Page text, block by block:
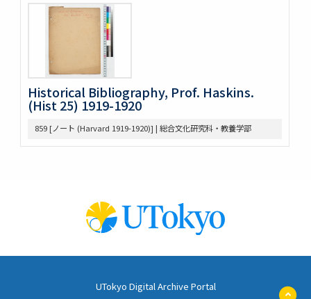
657 高木論文原稿など
659 Beard, Charles A.関係
660 東京裁判 木戸弁護など
663 アメリカ研究セミナー
665 原典アメリカ史関係
669 日本文化関係
674 戦争犯罪関係
677 Foreign Affairs 寄稿論文原稿
678 Farrand著「米国発達史概説」翻訳の件
686 アメリカ史?原稿等
690 アメリカ政治関係原稿等
691 Jameson, J. F.
Historical Bibliography, Prof. Haskins.
(Hist 25) 1919-1920
859 [ノート (Harvard 1919-1920)] | 総合文化研究科・教養学部
UTokyo Digital Archive Portal
ペ